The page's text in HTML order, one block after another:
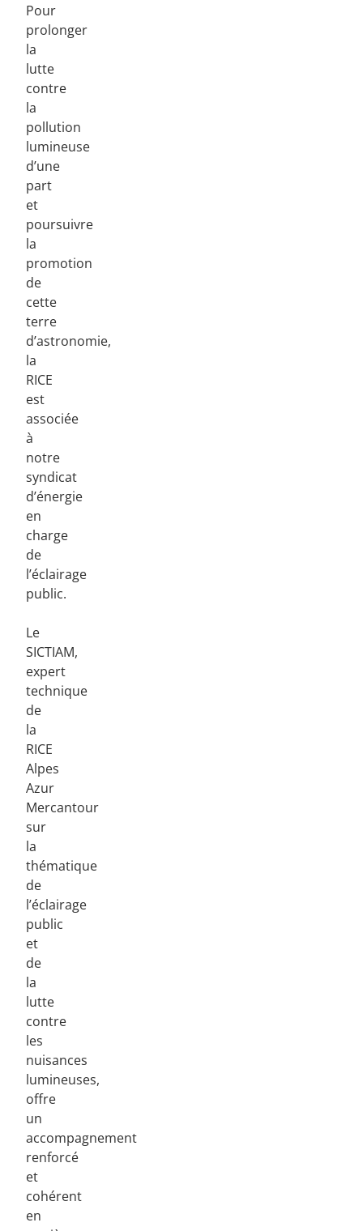
Pour
prolonger
la
lutte
contre
la
pollution
lumineuse
d’une
part
et
poursuivre
la
promotion
de
cette
terre
d’astronomie,
la
RICE
est
associée
à
notre
syndicat
d’énergie
en
charge
de
l’éclairage
public.
Le
SICTIAM,
expert
technique
de
la
RICE
Alpes
Azur
Mercantour
sur
la
thématique
de
l’éclairage
public
et
de
la
lutte
contre
les
nuisances
lumineuses,
offre
un
accompagnement
renforcé
et
cohérent
en